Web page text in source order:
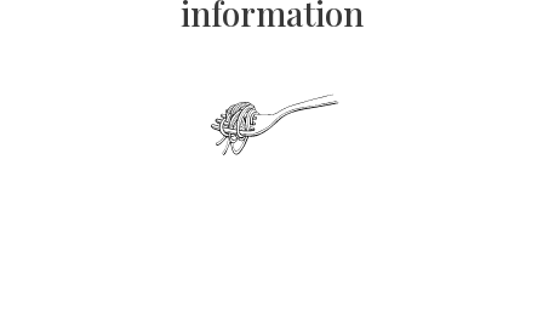
information